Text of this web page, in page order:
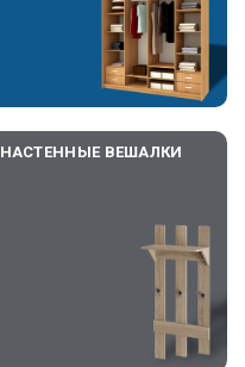
НАСТЕННЫЕ ВЕШАЛКИ